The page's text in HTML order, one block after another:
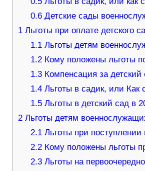
0.6 Детские сады
1Льготы при оплате детского
1.1 Льготы детям
1.2 Кому положены льготы
1.3 Компенсация за
1.4 Льготы в садик, или Как
1.5 Льготы в детский сад в
2Льготы детям
2.1 Льготы при поступлении
2.2 Кому положены льготы
2.3 Льготы на